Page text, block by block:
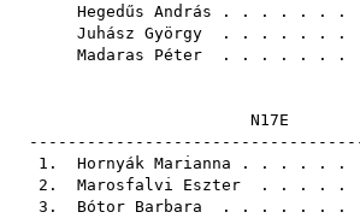
Hegedűs András . . . . . . .
Juhász György . . . . . . .
Madaras Péter . . . . . . .
1. Hornyák Marianna . . . . . .
2. Marosfalvi Eszter . . . . .
3. Bótor Barbara . . . . . . .